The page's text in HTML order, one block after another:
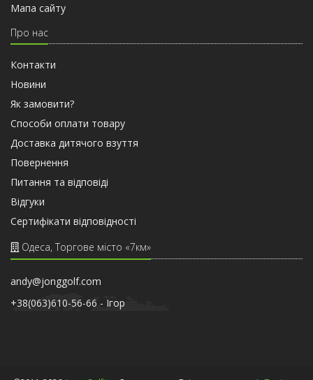
Мапа сайту
Про нас
Контакти
Новини
Як замовити?
Способи оплати товару
Доставка дитячого взуття
Повернення
Питання та відповіді
Відгуки
Сертифiкати вiдповiдностi
Одеса, Торгове місто «7км»
andy@jonggolf.com
+38(063)610-56-66 - Iгор